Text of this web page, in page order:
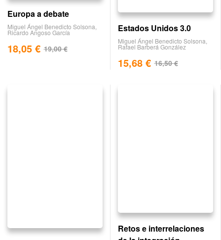
Europa a debate
Miguel Ángel Benedicto Solsona
Ricardo Angoso García
19,00€
18,05 €
Estados Unidos 3.0
Miguel Ángel Benedicto Solsona
Rafael Barberá González
16,50€
15,68 €
Retos e interrelaciones